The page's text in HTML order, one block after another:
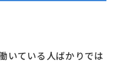
いている人ばかりでは